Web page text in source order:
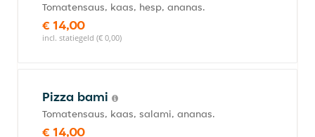
Tomatensaus, kaas, hesp, ananas.
€ 14,00
incl. statiegeld (€ 0,00)
Pizza bami
Tomatensaus, kaas, salami, ananas.
€ 14,00